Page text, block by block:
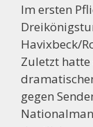
Im ersten
Havixbeck/
Zuletzt hatte
gegen